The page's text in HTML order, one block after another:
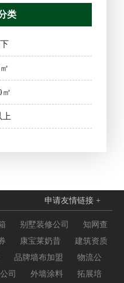
类
㎡
上
申请友情链接 +
别墅装修公司
知网查
康宝莱奶昔
建筑资质
品牌墙布加盟
物流公
司 外墙涂料
拓展培